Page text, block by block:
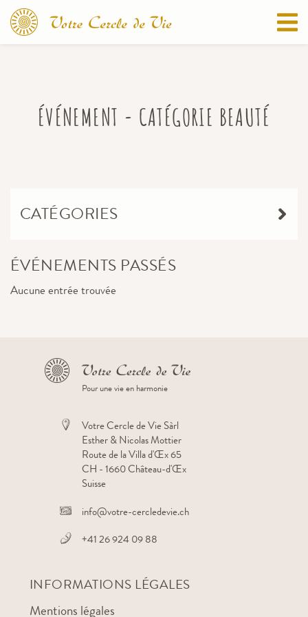
ÉVÉNEMENT - CATÉGORIE BEAUTÉ
ÉVÉNEMENTS PASSÉS
Aucune entrée trouvée
CATÉGORIES
Pour une vie en harmonie
Votre Cercle de Vie Sàrl
Esther & Nicolas Mottier
Route de la Villa d'Œx 65
CH - 1660 Château-d'Œx
Suisse
info@votre-cercledevie.ch
+41 26 924 09 88
INFORMATIONS LÉGALES
Mentions légales